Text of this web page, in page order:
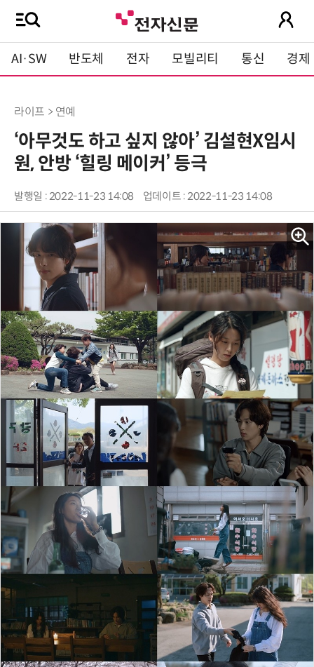
AI·SW 반도체 전자 모빌리티 통신 경제
라이프 > 연예
‘아무것도 하고 싶지 않아’ 김설현X임시
원, 안방 ‘힐링 메이커’ 등극
발행일 : 2022-11-23 14:08 업데이트 : 2022-11-23 14:08